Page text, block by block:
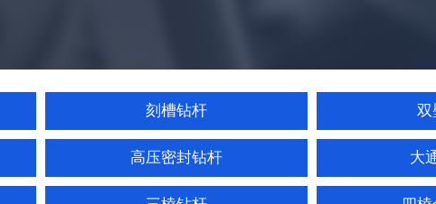
刻槽钻杆 双
高压密封钻杆 大